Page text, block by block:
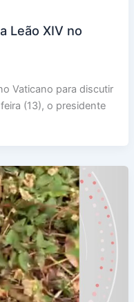
Leão XIV no
Vaticano para discutir
(13), o presidente